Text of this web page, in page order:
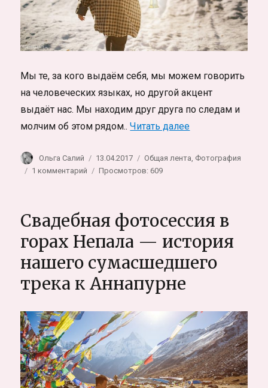
Мы те, за кого выдаём себя, мы можем говорить
на человеческих языках, но другой акцент
выдаёт нас. Мы находим друг друга по следам и
молчим об этом рядом..Читать далее«Фотосессии в
Автор
Ольга Салий Опубликовано
13.04.2017 Рубрики
Общая лента, Фотография
1 комментарий
Шерегеше.
Прогулка
за
волшебной
водой..
Просмотров: 609
Свадебная фотосессия в
горах Непала — история
нашего сумасшедшего
трека к Аннапурне